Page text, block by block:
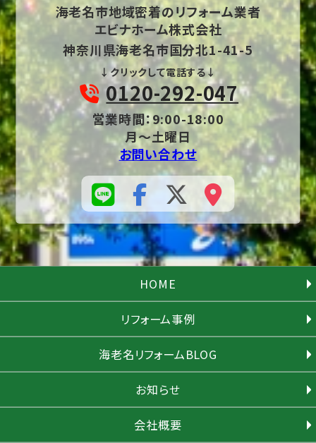
海老名市地域密着のリフォーム業者
エビナホーム株式会社
神奈川県海老名市国分北1-41-5
↓クリックして電話する↓
0120-292-047
営業時間：9:00-18:00
月～土曜日
お問い合わせ
HOME
リフォーム事例
海老名リフォームBLOG
お知らせ
会社概要